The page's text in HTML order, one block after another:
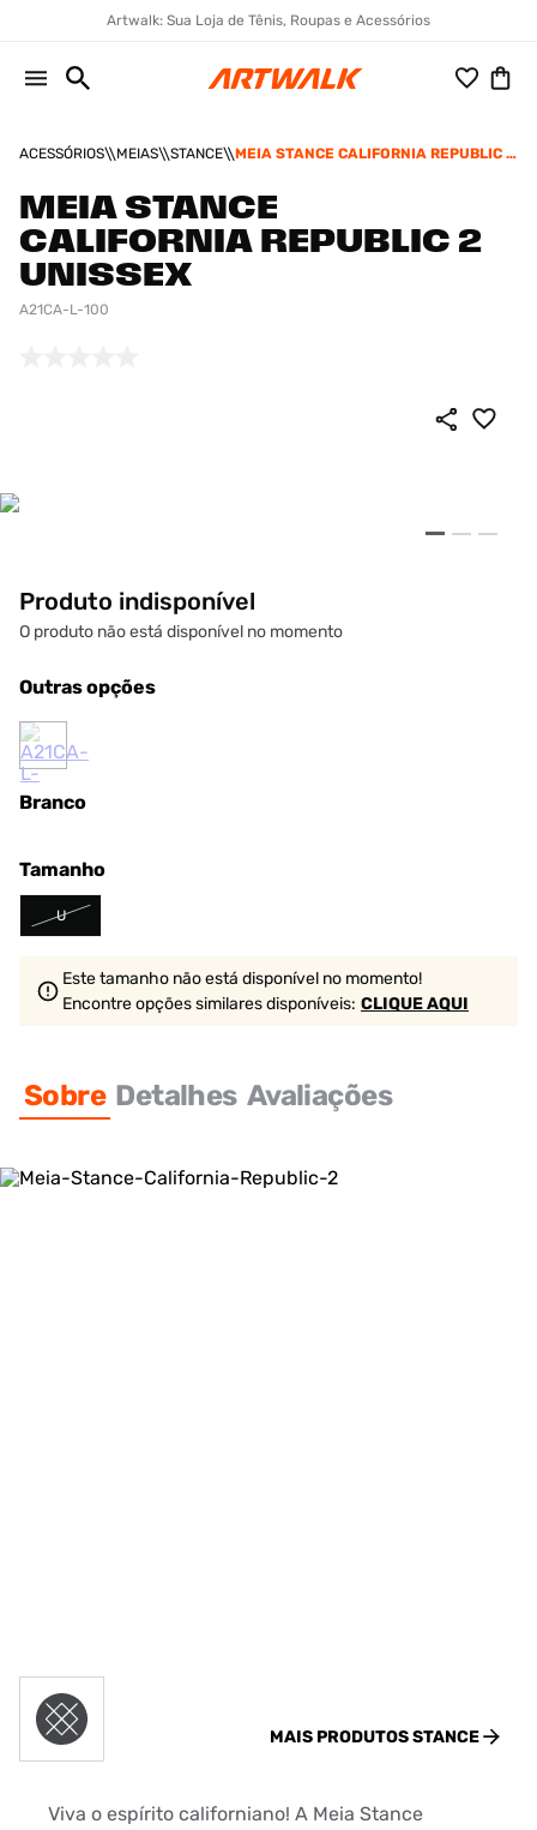
Artwalk: Sua Loja de Tênis, Roupas e Acessórios
ACESSÓRIOS MEIAS STANCE
MEIA STANCE CALIFORNIA REPUBLIC 2
MEIA STANCE
CALIFORNIA REPUBLIC 2
UNISSEX
A21CA-L-100
Produto indisponível
O produto não está disponível no momento
Outras opções
Branco
Tamanho
U
Este tamanho não está disponível no momento!
Encontre opções similaresdisponíveis: CLIQUE AQUI
Sobre Detalhes Avaliações
MAIS PRODUTOSSTANCE
Viva o espírito californiano! A Meia Stance